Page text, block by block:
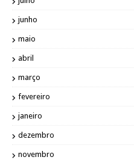
junho
maio
abril
março
fevereiro
janeiro
dezembro
novembro